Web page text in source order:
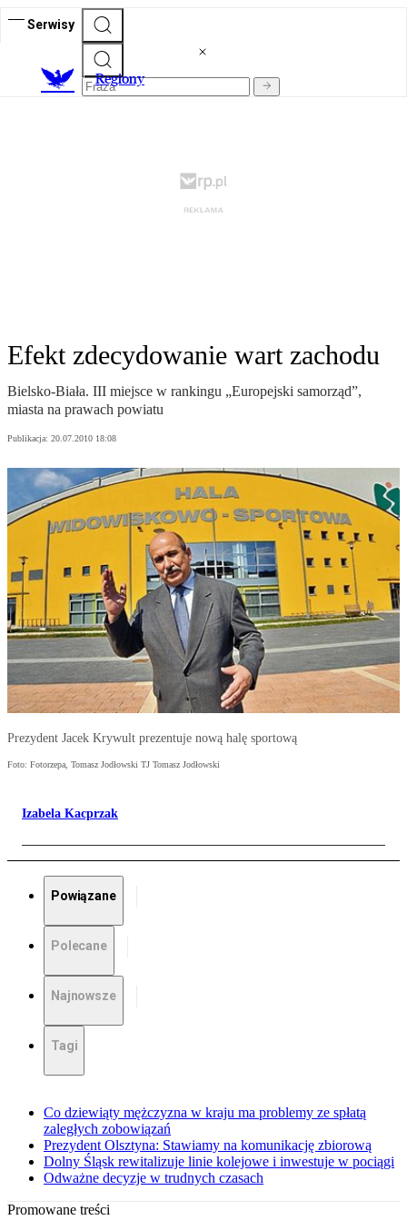
Serwisy
Regiony
Efekt zdecydowanie wart zachodu
Bielsko-Biała. III miejsce w rankingu „Europejski samorząd”,
miasta na prawach powiatu
Publikacja: 20.07.2010 18:08
Prezydent Jacek Krywult prezentuje nową halę sportową
Foto: Fotorzepa, Tomasz Jodłowski TJ Tomasz Jodłowski
Izabela Kacprzak
Powiązane
Polecane
Najnowsze
Tagi
Co dziewiąty mężczyzna w kraju ma problemy ze spłatą
zaległych zobowiązań
Prezydent Olsztyna: Stawiamy na komunikację zbiorową
Dolny Śląsk rewitalizuje linie kolejowe i inwestuje w pociągi
Odważne decyzje w trudnych czasach
Promowane treści